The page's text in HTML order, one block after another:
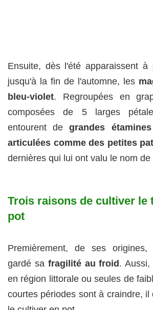
Ensuite, dès l'été apparaissent à
jusqu'à la fin de l'automne, les
bleu-violet. Regroupées en
composées de 5 larges
entourent degrandes
articulées comme des petites
dernières qui lui ont valu le nom
Trois raisons de cultiver le
pot
Premièrement, de ses
gardé sa fragilité au froid . Aussi,
en région littorale ou seules de
courtes périodes sont à craindre, il